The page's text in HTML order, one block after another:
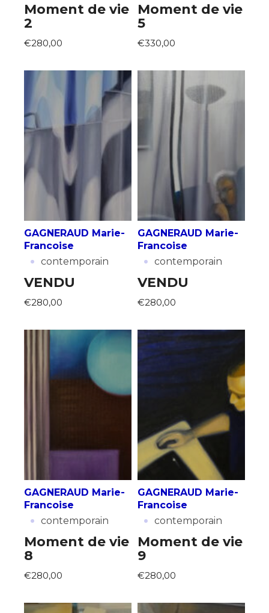
Moment de vie
2
€280,00
Moment de vie
5
€330,00
GAGNERAUD Marie-
Francoise
· contemporain
VENDU
€280,00
GAGNERAUD Marie-
Francoise
· contemporain
VENDU
€280,00
GAGNERAUD Marie-
Francoise
· contemporain
Moment de vie
8
€280,00
GAGNERAUD Marie-
Francoise
· contemporain
Moment de vie
9
€280,00